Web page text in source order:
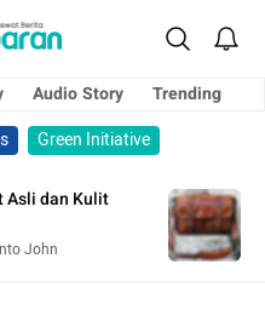
Audio Story
Trending
Green Initiative
Asli dan Kulit
John